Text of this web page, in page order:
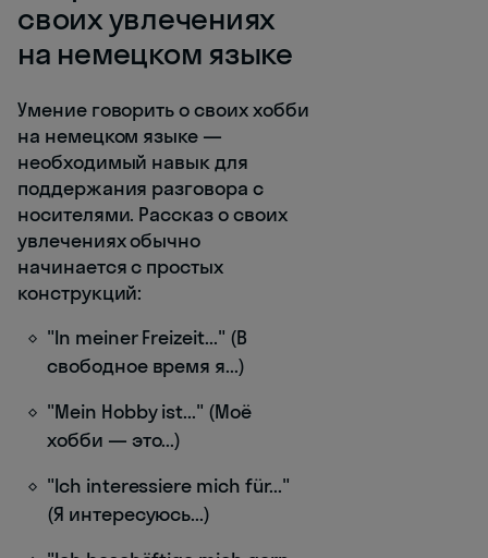
своих увлечениях
на немецком языке
Умение говорить о своих хобби
на немецком языке —
необходимый навык для
поддержания разговора с
носителями. Рассказ о своих
увлечениях обычно
начинается с простых
конструкций:
"In meiner Freizeit..." (В
свободное время я...)
"Mein Hobby ist..." (Моё
хобби — это...)
"Ich interessiere mich für..."
(Я интересуюсь...)